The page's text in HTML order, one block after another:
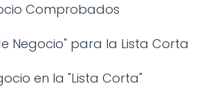
Comprobados
Negocio" para la Lista Corta
en la "Lista Corta"